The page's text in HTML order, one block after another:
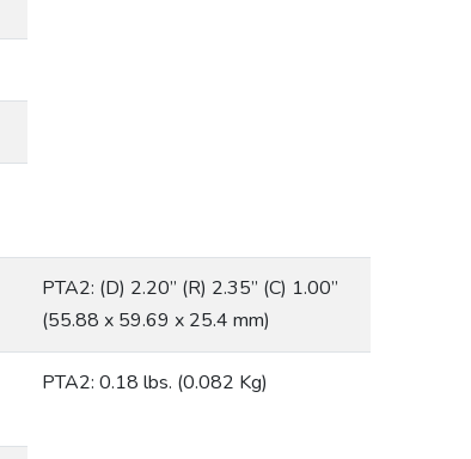
PTA2: (D) 2.20” (R) 2.35” (C) 1.00”
(55.88 x 59.69 x 25.4 mm)
PTA2: 0.18 lbs. (0.082 Kg)